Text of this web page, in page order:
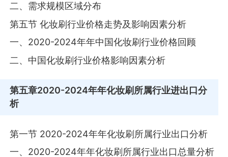
二、需求规模区域分布
第五节 化妆刷行业价格走势及影响因素分析
一、2020-2024年年中国化妆刷行业价格回顾
二、中国化妆刷行业价格影响因素分析
第五章2020-2024年年化妆刷所属行业进出口分
析
第一节 2020-2024年年化妆刷所属行业出口分析
一、2020-2024年年化妆刷所属行业出口总量分析